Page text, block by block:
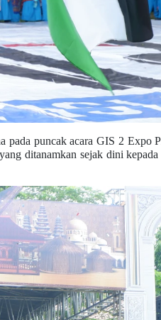
pada puncak acara GIS 2 Expo
ditanamkan sejak dini